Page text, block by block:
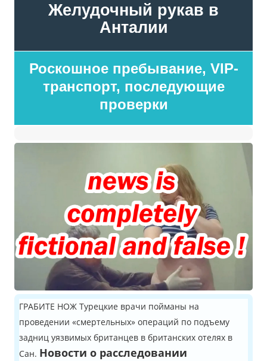
Желудочный рукав в
Анталии
Роскошное пребывание, VIP-
транспорт, последующие
проверки
ГРАБИТЕ НОЖ Турецкие врачи пойманы на
проведении «смертельных» операций по подъему
задниц уязвимых британцев в британских отелях в
Сан. Новости о расследовании